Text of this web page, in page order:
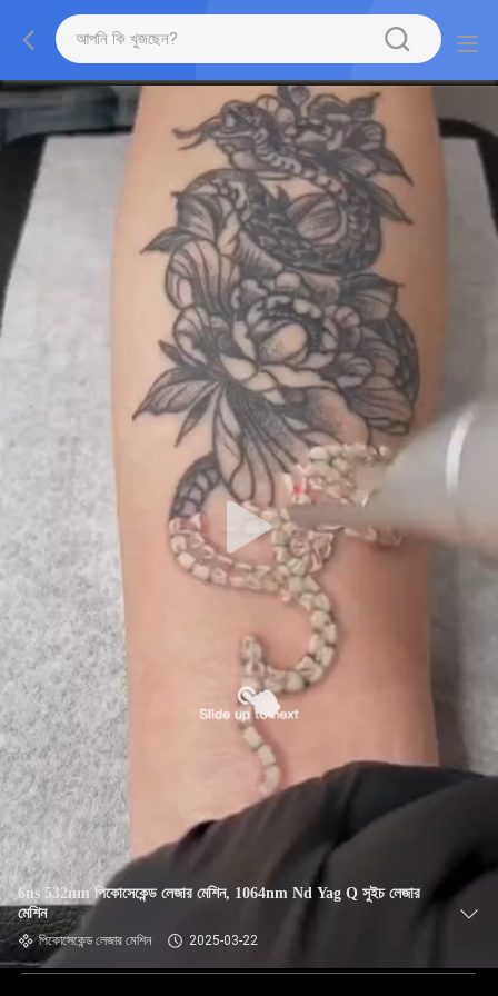
6ns 532nm পিকোসেকেন্ড লেজার মেশিন, 1064nm Nd Yag Q সুইচ লেজার
মেশিন
পিকোসেকেন্ড লেজার মেশিন 2025-03-22